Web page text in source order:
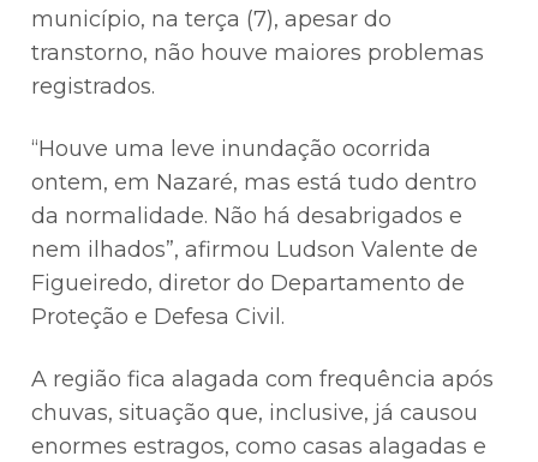
município, na terça (7), apesar do
transtorno, não houve maiores problemas
registrados.
“Houve uma leve inundação ocorrida
ontem, em Nazaré, mas está tudo dentro
da normalidade. Não há desabrigados e
nem ilhados”, afirmou Ludson Valente de
Figueiredo, diretor do Departamento de
Proteção e Defesa Civil.
A região fica alagada com frequência após
chuvas, situação que, inclusive, já causou
enormes estragos, como casas alagadas e